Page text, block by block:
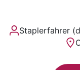
Staplerfahrer